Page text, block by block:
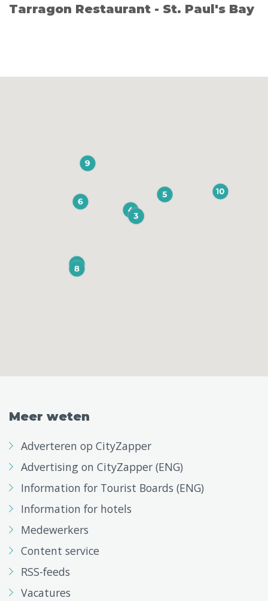
Tarragon Restaurant - St. Paul's Bay
Meer weten
Adverteren op CityZapper
Advertising on CityZapper (ENG)
Information for Tourist Boards (ENG)
Information for hotels
Medewerkers
Content service
RSS-feeds
Vacatures